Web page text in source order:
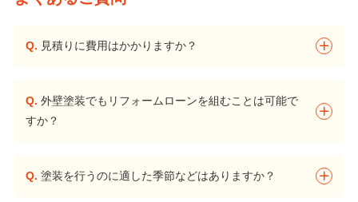
Q. 見積りに費用はかかりますか？
Q. 外壁塗装でもリフォームローンを組むことは可能で
すか？
Q. 塗装を行うのに適した季節などはありますか？